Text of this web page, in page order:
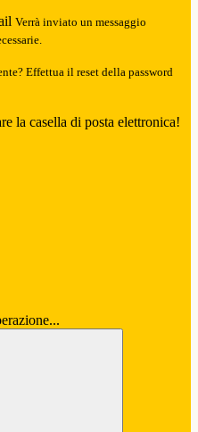
Verrà inviato un messaggio
Effettua il reset della password
la casella di posta elettronica!